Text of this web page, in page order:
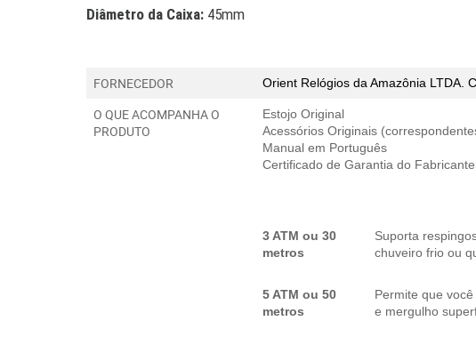
Diâmetro da Caixa: 45mm
FORNECEDOR Orient Relógios da Amazônia LTDA.
O QUE ACOMPANHA O
PRODUTO
Estojo Original
Acessórios Originais
Manual em Português
Certificado de Garantia do Fabricante
3 ATM ou 30
metros
Suporta
chuveiro frio ou
5 ATM ou 50
metros
Permite que
e mergulho